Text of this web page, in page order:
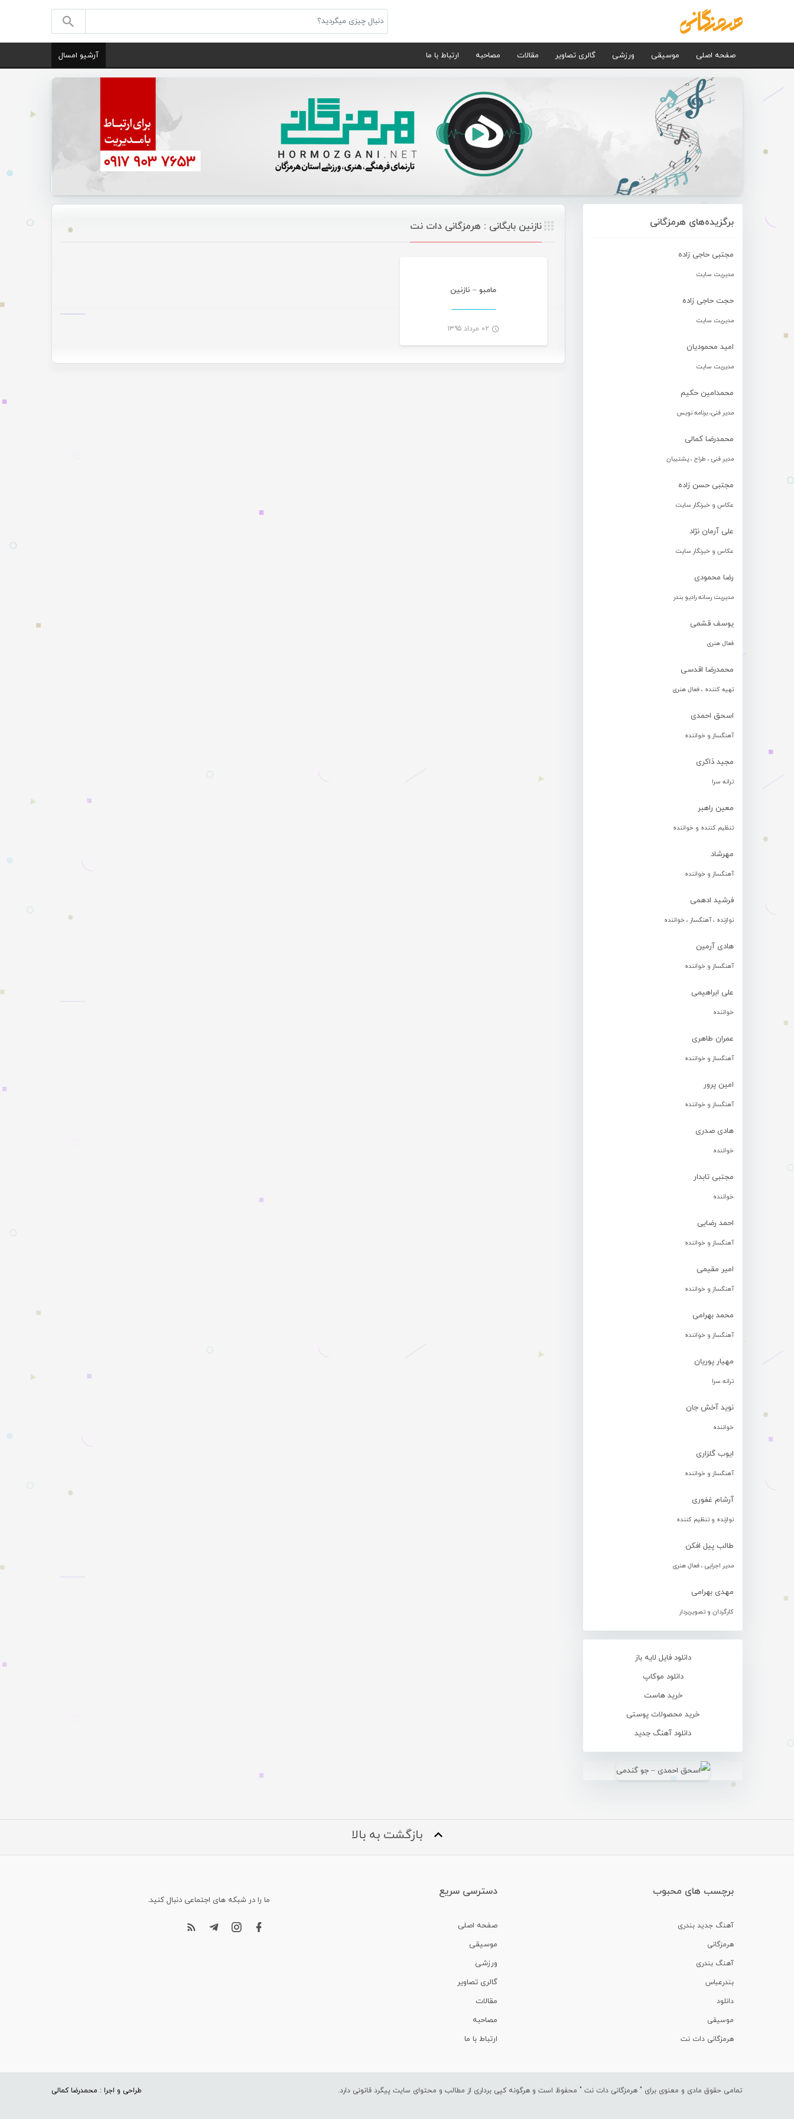
صفحه اصلی موسیقی ورزشی گالری تصاویر مقالات مصاحبه ارتباط با ما آرشیو امسال
برگزیده‌های هرمزگانی
مجتبی حاجی زاده
مدیریت سایت
حجت حاجی زاده
مدیریت سایت
امید محمودیان
مدیریت سایت
محمدامین حکیم
مدیر فنی، برنامه نویس
محمدرضا کمالی
مدیر فنی ، طراح ، پشتیبان
مجتبی حسن زاده
عکاس و خبرنگار سایت
علی آرمان نژاد
عکاس و خبرنگار سایت
رضا محمودی
مدیریت رسانه رادیو بندر
یوسف قشمی
فعال هنری
محمدرضا اقدسی
تهیه کننده ، فعال هنری
اسحق احمدی
آهنگساز و خواننده
مجید ذاکری
ترانه سرا
معین راهبر
تنظیم کننده و خواننده
مهرشاد
آهنگساز و خواننده
فرشید ادهمی
نوازنده ، آهنگساز ، خواننده
هادی آرمین
آهنگساز و خواننده
علی ابراهیمی
خواننده
عمران طاهری
آهنگساز و خواننده
امین پرور
آهنگساز و خواننده
هادی صدری
خواننده
مجتبی تابدار
خواننده
احمد رضایی
آهنگساز و خواننده
امیر مقیمی
آهنگساز و خواننده
محمد بهرامی
آهنگساز و خواننده
مهیار پوریان
ترانه سرا
نوید آخش جان
خواننده
ایوب گلزاری
آهنگساز و خواننده
آرشام غفوری
نوازنده و تنظیم کننده
طالب پیل افکن
مدیر اجرایی ، فعال هنری
مهدی بهرامی
کارگردان و تصویربردار
دانلود فایل لایه باز
دانلود موکاپ
خرید هاست
خرید محصولات پوستی
دانلود آهنگ جدید
نازنین بایگانی : هرمزگانی دات نت
مامبو – نازنین
۰۲ مرداد ۱۳۹۵
بازگشت به بالا
برچسب های محبوب
آهنگ جدید بندری
هرمزگانی
آهنگ بندری
بندرعباس
دانلود
موسیقی
هرمزگانی دات نت
دسترسی سریع
صفحه اصلی
موسیقی
ورزشی
گالری تصاویر
مقالات
مصاحبه
ارتباط با ما
ما را در شبکه های اجتماعی دنبال کنید.
تمامی حقوق مادی و معنوی برای " هرمزگانی دات نت " محفوظ است و هرگونه کپی برداری از مطالب و محتوای سایت پیگرد قانونی دارد. طراحی و اجرا : محمدرضا کمالی